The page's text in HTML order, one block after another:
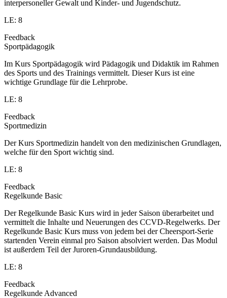
interpersoneller Gewalt und Kinder- und Jugendschutz.
LE: 8
Feedback
Sportpädagogik
Im Kurs Sportpädagogik wird Pädagogik und Didaktik im Rahmen
des Sports und des Trainings vermittelt. Dieser Kurs ist eine
wichtige Grundlage für die Lehrprobe.
LE: 8
Feedback
Sportmedizin
Der Kurs Sportmedizin handelt von den medizinischen Grundlagen,
welche für den Sport wichtig sind.
LE: 8
Feedback
Regelkunde Basic
Der Regelkunde Basic Kurs wird in jeder Saison überarbeitet und
vermittelt die Inhalte und Neuerungen des CCVD-Regelwerks. Der
Regelkunde Basic Kurs muss von jedem bei der Cheersport-Serie
startenden Verein einmal pro Saison absolviert werden. Das Modul
ist außerdem Teil der Juroren-Grundausbildung.
LE: 8
Feedback
Regelkunde Advanced